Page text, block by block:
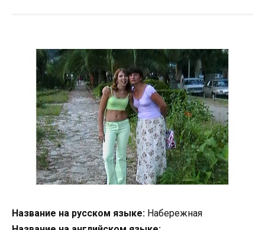
Название на русском языке: Набережная